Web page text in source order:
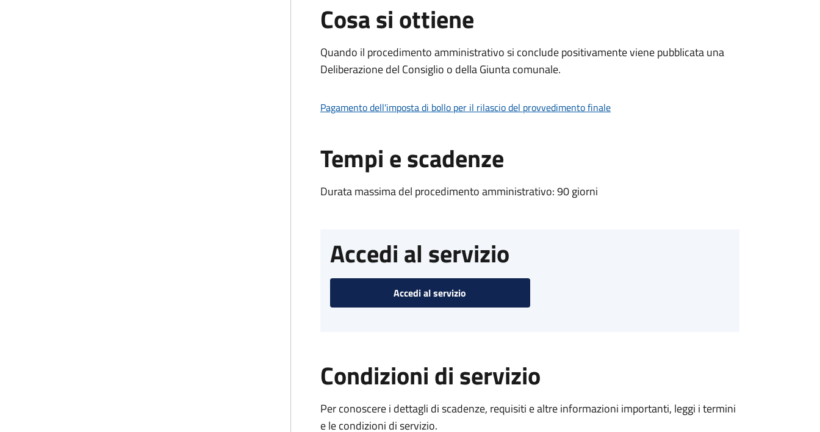
Cosa si ottiene
Quando il procedimento amministrativo si conclude positivamente viene pubblicata una
Deliberazione del Consiglio o della Giunta comunale.
Pagamento dell'imposta di bollo per il rilascio del provvedimento finale
Tempi e scadenze
Durata massima del procedimento amministrativo: 90 giorni
Accedi al servizio
Accedi al servizio
Condizioni di servizio
Per conoscere i dettagli di scadenze, requisiti e altre informazioni importanti, leggi i termini
e le condizioni di servizio.